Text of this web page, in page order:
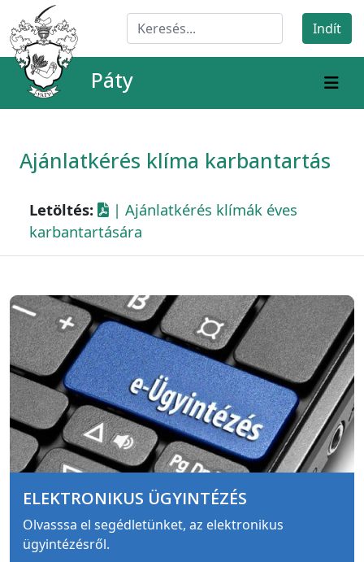
Páty
Ajánlatkérés klíma karbantartás
Letöltés:
| Ajánlatkérés klímák éves
karbantartására
ELEKTRONIKUS ÜGYINTÉZÉS
Olvasssa el segédletünket, az elektronikus
ügyintézésről.